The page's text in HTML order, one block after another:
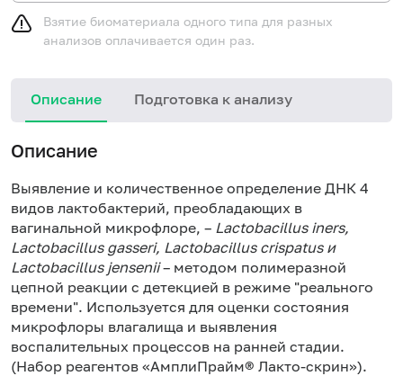
Взятие биоматериала одного типа для разных
анализов оплачивается один раз.
Описание Подготовка к анализу
Описание
Выявление и количественное определение ДНК 4
видов лактобактерий, преобладающих в
вагинальной микрофлоре, – Lactobacillus iners,
Lactobacillus gasseri, Lactobacillus crispatus и
Lactobacillus jensenii– методом полимеразной
цепной реакции с детекцией в режиме "реального
времени". Используется для оценки состояния
микрофлоры влагалища и выявления
воспалительных процессов на ранней стадии.
(Набор реагентов «АмплиПрайм® Лакто-скрин»).